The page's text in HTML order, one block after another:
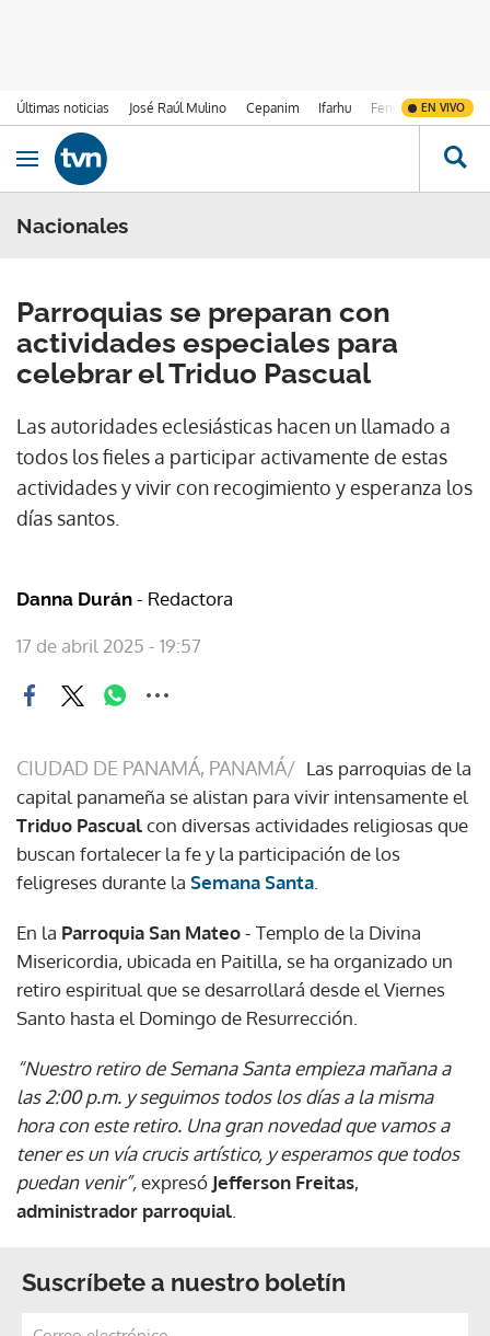
Últimas noticias José Raúl Mulino Cepanim Ifarhu Fenómeno de El
EN VIVO
Ir al contenido
Obrir navegació
Nacionales
Parroquias se preparan con
actividades especiales para
celebrar el Triduo Pascual
Las autoridades eclesiásticas hacen un llamado a
todos los fieles a participar activamente de estas
actividades y vivir con recogimiento y esperanza los
días santos.
Danna Durán - Redactora
17 de abril 2025 - 19:57
CIUDAD DE PANAMÁ, PANAMÁ/ Las parroquias de la
capital panameña se alistan para vivir intensamente el
Triduo Pascualcon diversas actividades religiosas que
buscan fortalecer la fe y la participación de los
feligreses durante la Semana Santa
En la Parroquia San Mateo- Templo de la Divina
Misericordia, ubicada en Paitilla, se ha organizado un
retiro espiritual que se desarrollará desde el Viernes
Santo hasta el Domingo de Resurrección.
“Nuestro retiro de Semana Santa empieza mañana a
las 2:00 p.m. y seguimos todos los días a la misma
hora con este retiro. Una gran novedad que vamos a
tener es un vía crucis artístico, y esperamos que todos
puedan venir”,expresó Jefferson Freitas,
administrador parroquial
Suscríbete a nuestro boletín